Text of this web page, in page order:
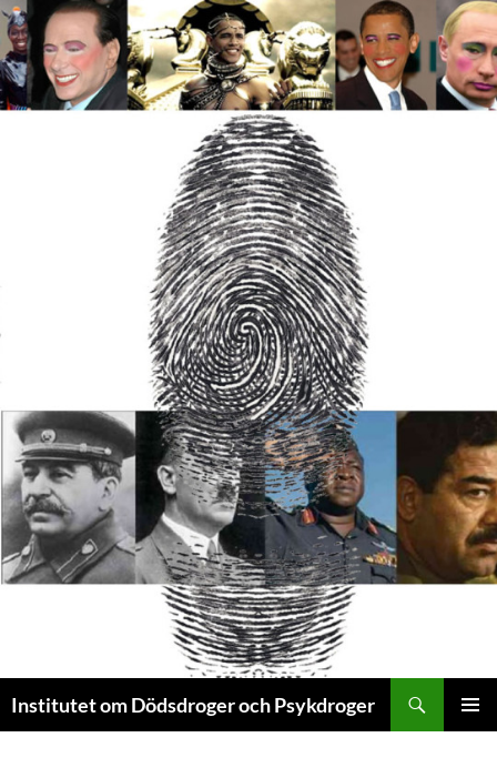
Institutet om Dödsdroger och Psykdroger